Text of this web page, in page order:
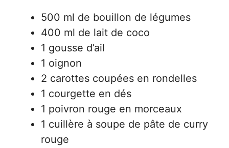
500 ml de bouillon de légumes
400 ml de lait de coco
1 gousse d’ail
1 oignon
2 carottes coupées en rondelles
1 courgette en dés
1 poivron rouge en morceaux
1 cuillère à soupe de pâte de curry
rouge